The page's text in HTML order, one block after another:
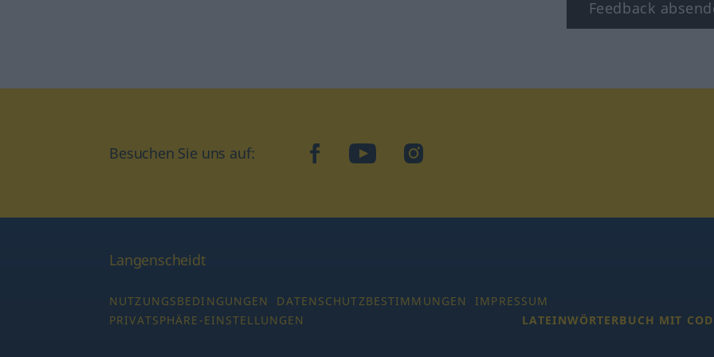
Feedback
Besuchen Sie uns auf: facebookYouTubeInstagram
Langenscheidt
NUTZUNGSBEDINGUNGEN DATENSCHUTZBESTIMMUNGEN
IMPRESSUM
PRIVATSPHÄRE-EINSTELLUNGEN
LATEINWÖRTERBUCH MIT